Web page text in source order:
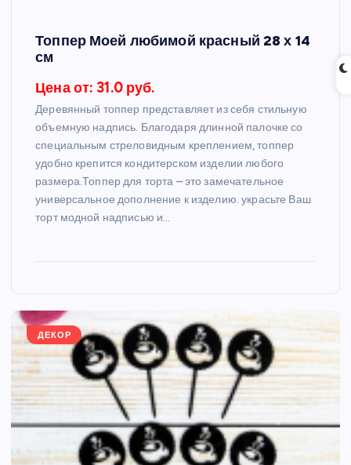
Топпер Моей любимой красный 28 х 14
см
Цена от: 31.0 руб.
Деревянный топпер представляет из себя стильную
объемную надпись. Благодаря длинной палочке со
специальным стреловидным креплением, топпер
удобно крепится кондитерском изделии любого
размера.Топпер для торта – это замечательное
универсальное дополнение к изделию. украсьте Ваш
торт модной надписью и…
ДЕКОР